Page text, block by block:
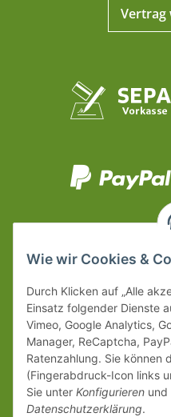
Vertrag
Wie wir Cookies &
Durch Klicken auf „Alle
Einsatz folgender Dienste
Vimeo, Google Analytics,
Manager, ReCaptcha,
Ratenzahlung. Sie können
(Fingerabdruck-Icon links
Sie unter Konfigurieren und
Datenschutzerklärung.